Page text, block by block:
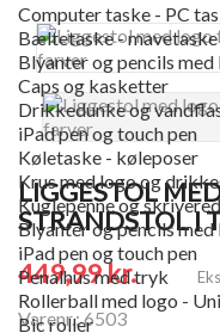
Computer taske - PC
Bæltetaske - mavetaske
Blyanter og pencils med
Caps og kasketter
Drikkedunke og
iPad pen og touch pen
Køletaske - køleposer
Krus med logo og
Kuglepenne og
Blyanter og pencils med
iPad pen og touch pen
Penalhus med tryk
Rollerball med logo -
Bic roller
LIGGESTOL
STRANDSTOL I
449,99 kr.
Varenr.: 6503